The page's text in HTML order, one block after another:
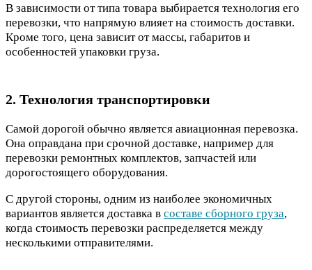
В зависимости от типа товара выбирается технология его
перевозки, что напрямую влияет на стоимость доставки.
Кроме того, цена зависит от массы, габаритов и
особенностей упаковки груза.
2. Технология транспортировки
Самой дорогой обычно является авиационная перевозка.
Она оправдана при срочной доставке, например для
перевозки ремонтных комплектов, запчастей или
дорогостоящего оборудования.
С другой стороны, одним из наиболее экономичных
вариантов является доставка в составе сборного груза,
когда стоимость перевозки распределяется между
несколькими отправителями.